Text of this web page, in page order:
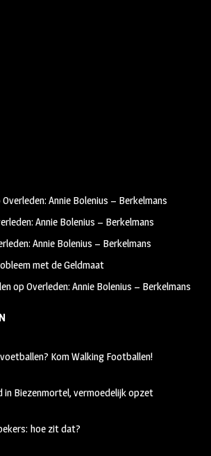
Overleden: Annie Bolenius – Berkelmans
Annie Bolenius – Berkelmans
Annie Bolenius – Berkelmans
met de Geldmaat
opOverleden: Annie Bolenius – Berkelmans
Kom Walking Footballen!
in Biezenmortel, vermoedelijk opzet
hoe zit dat?